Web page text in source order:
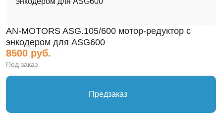
AN-MOTORS ASG.105/600 мотор-редуктор с
энкодером для ASG600
8500 руб.
Под заказ
Предзаказ